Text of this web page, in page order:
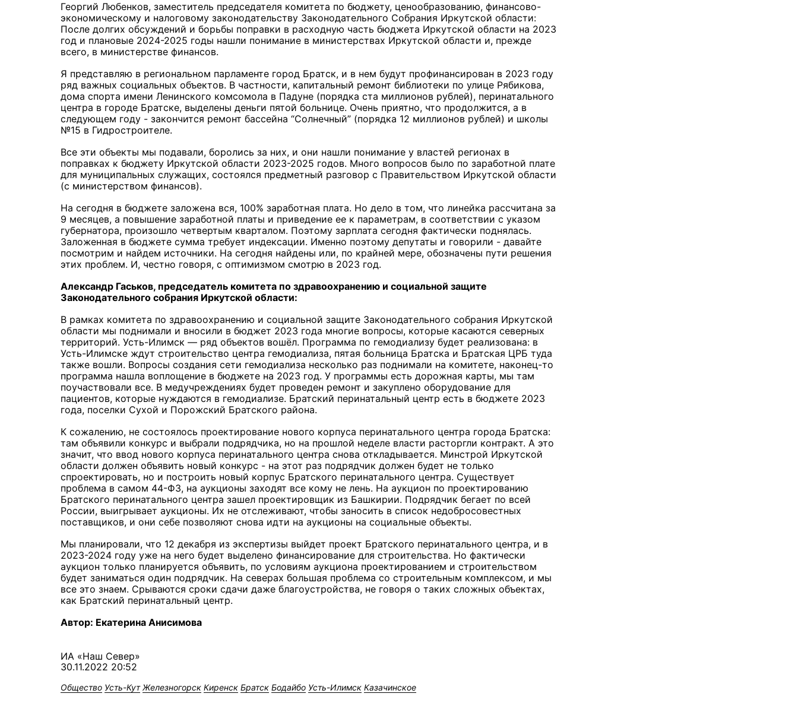
Георгий Любенков, заместитель председателя комитета по бюджету, ценообразованию, финансово-
экономическому и налоговому законодательству Законодательного Собрания Иркутской области:
После долгих обсуждений и борьбы поправки в расходную часть бюджета Иркутской области на 2023
год и плановые 2024-2025 годы нашли понимание в министерствах Иркутской области и, прежде
всего, в министерстве финансов.
Я представляю в региональном парламенте город Братск, и в нем будут профинансирован в 2023 году
ряд важных социальных объектов. В частности, капитальный ремонт библиотеки по улице Рябикова,
дома спорта имени Ленинского комсомола в Падуне (порядка ста миллионов рублей), перинатального
центра в городе Братске, выделены деньги пятой больнице. Очень приятно, что продолжится, а в
следующем году - закончится ремонт бассейна “Солнечный” (порядка 12 миллионов рублей) и школы
№15 в Гидростроителе.
Все эти объекты мы подавали, боролись за них, и они нашли понимание у властей регионах в
поправках к бюджету Иркутской области 2023-2025 годов. Много вопросов было по заработной плате
для муниципальных служащих, состоялся предметный разговор с Правительством Иркутской области
(с министерством финансов).
На сегодня в бюджете заложена вся, 100% заработная плата. Но дело в том, что линейка рассчитана за
9 месяцев, а повышение заработной платы и приведение ее к параметрам, в соответствии с указом
губернатора, произошло четвертым кварталом. Поэтому зарплата сегодня фактически поднялась.
Заложенная в бюджете сумма требует индексации. Именно поэтому депутаты и говорили - давайте
посмотрим и найдем источники. На сегодня найдены или, по крайней мере, обозначены пути решения
этих проблем. И, честно говоря, с оптимизмом смотрю в 2023 год.
Александр Гаськов, председатель комитета по здравоохранению и социальной защите
Законодательного собрания Иркутской области:
В рамках комитета по здравоохранению и социальной защите Законодательного собрания Иркутской
области мы поднимали и вносили в бюджет 2023 года многие вопросы, которые касаются северных
территорий. Усть-Илимск — ряд объектов вошёл. Программа по гемодиализу будет реализована: в
Усть-Илимске ждут строительство центра гемодиализа, пятая больница Братска и Братская ЦРБ туда
также вошли. Вопросы создания сети гемодиализа несколько раз поднимали на комитете, наконец-то
программа нашла воплощение в бюджете на 2023 год. У программы есть дорожная карты, мы там
поучаствовали все. В медучреждениях будет проведен ремонт и закуплено оборудование для
пациентов, которые нуждаются в гемодиализе. Братский перинатальный центр есть в бюджете 2023
года, поселки Сухой и Порожский Братского района.
К сожалению, не состоялось проектирование нового корпуса перинатального центра города Братска:
там объявили конкурс и выбрали подрядчика, но на прошлой неделе власти расторгли контракт. А это
значит, что ввод нового корпуса перинатального центра снова откладывается. Минстрой Иркутской
области должен объявить новый конкурс - на этот раз подрядчик должен будет не только
спроектировать, но и построить новый корпус Братского перинатального центра. Существует
проблема в самом 44-ФЗ, на аукционы заходят все кому не лень. На аукцион по проектированию
Братского перинатального центра зашел проектировщик из Башкирии. Подрядчик бегает по всей
России, выигрывает аукционы. Их не отслеживают, чтобы заносить в список недобросовестных
поставщиков, и они себе позволяют снова идти на аукционы на социальные объекты.
Мы планировали, что 12 декабря из экспертизы выйдет проект Братского перинатального центра, и в
2023-2024 году уже на него будет выделено финансирование для строительства. Но фактически
аукцион только планируется объявить, по условиям аукциона проектированием и строительством
будет заниматься один подрядчик. На северах большая проблема со строительным комплексом, и мы
все это знаем. Срываются сроки сдачи даже благоустройства, не говоря о таких сложных объектах,
как Братский перинатальный центр.
Автор: Екатерина Анисимова
ИА «Наш Север»
30.11.2022 20:52
Общество Усть-Кут Железногорск Киренск Братск Бодайбо Усть-Илимск Казачинское